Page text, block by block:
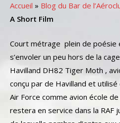
Accueil » Blog du Bar de
A Short Film
Court métrage plein de poésie
s’envoler un peu hors de la
Havilland DH82 Tiger Moth ,
conçu par de Havilland et
Air Force comme avion école
restera en service dans la RAF